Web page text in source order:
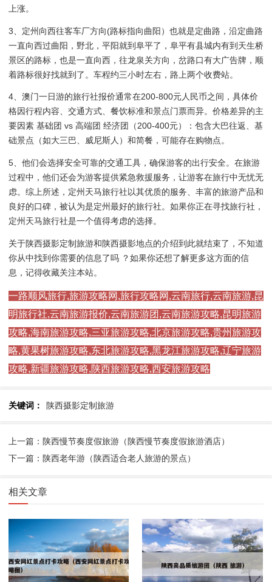
上涨。
3、定州向西往客车厂方向(路标指向曲阳）也就是定曲路，沿定曲路
一直向西过曲阳，野北，平阳就到阜平了，阜平有县城内有到天生桥
景区的路标，也是一直向西，往龙泉关方向，岔路口有大广告牌，顺
着路标很好找就到了。车程约三小时左右，路上两个收费站。
4、澳门一日游的旅行社报价通常在200-800元人民币之间，具体价
格因行程内容、交通方式、餐饮标准和景点门票而异。价格差异的主
要因素 基础团 vs 高端团 经济团（200-400元）：包含大巴往返、基
础景点（如大三巴、威尼斯人）和简餐，可能存在购物点。
5、他们会选择安全可靠的交通工具，确保游客的出行安全。在旅游
过程中，他们还会为游客提供紧急救援服务，让游客在旅行中无忧无
虑。综上所述，定州天马旅行社以其优质的服务、丰富的旅游产品和
良好的口碑，被认为是定州最好的旅行社。如果你正在寻找旅行社，
定州天马旅行社是一个值得考虑的选择。
关于陕西摄影定制旅游和陕西摄影地点的介绍到此就结束了，不知道
你从中找到你需要的信息了吗 ？如果你还想了解更多这方面的信
息，记得收藏关注本站。
一路顺风旅行,旅游攻略网,旅行攻略网,云南旅行,云南旅游,昆
明旅行社,云南旅游报价,云南旅游团,云南旅游攻略,昆明旅游
攻略,海南旅游攻略,三亚旅游攻略,北京旅游攻略,贵州旅游攻
略,黄果树旅游攻略,东北旅游攻略,黑龙江旅游攻略,辽宁旅游
攻略,新疆旅游攻略,陕西旅游攻略,西安旅游攻略
关键词： 陕西摄影定制旅游
上一篇：陕西慢节奏度假旅游（陕西慢节奏度假旅游酒店）
下一篇：陕西老年游（陕西适合老人旅游的景点）
相关文章